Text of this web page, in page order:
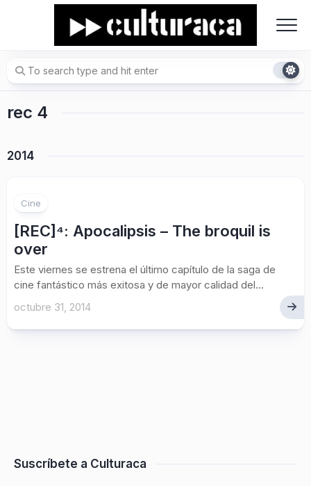
rec 4
2014
Cine
[REC]⁴: Apocalipsis – The broquil is
over
Este viernes se estrena el último capítulo de la saga de
cine fantástico más exitosa y de mayor calidad del...
octubre 31, 2014
Suscríbete a Culturaca